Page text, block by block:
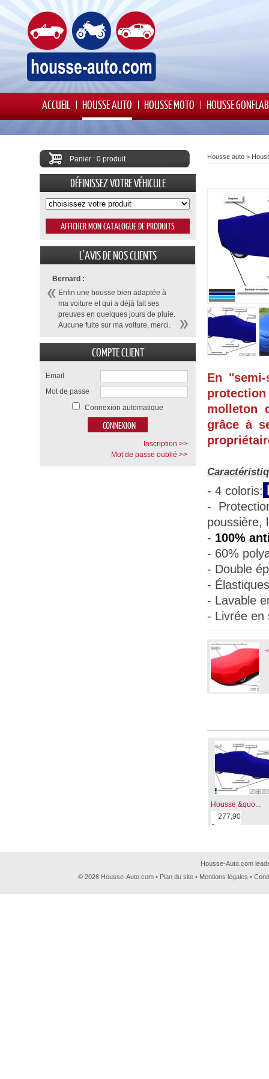
ACCUEIL HOUSSE AUTO HOUSSE MOTO HOUSSE
Housse auto >
En
molleton
grâce à
- 4 coloris:
-
poussière,
- 100%
- 60%
- Double
-
- Lavable
- Livrée en
Housse &quo...
277,90
€
Panier : 0 produit
DÉFINISSEZ VOTRE VÉHICULE
L'AVIS DE NOS CLIENTS
Bernard :
Enfin une housse bien adaptée à
ma voiture et qui a déjà fait ses
preuves en quelques jours de pluie.
Aucune fuite sur ma voiture, merci.
COMPTE CLIENT
Email
Mot de passe
Connexion automatique
Inscription >>
Mot de passe oublié >>
Housse-Auto.com
© 2026 Housse-Auto.com • Plan du site • Mentions légales •